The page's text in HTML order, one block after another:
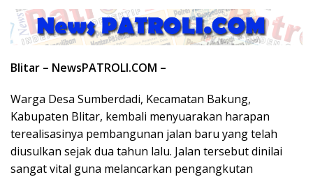
Blitar – NewsPATROLI.COM –
Warga Desa Sumberdadi, Kecamatan Bakung,
Kabupaten Blitar, kembali menyuarakan harapan
terealisasinya pembangunan jalan baru yang telah
diusulkan sejak dua tahun lalu. Jalan tersebut dinilai
sangat vital guna melancarkan pengangkutan